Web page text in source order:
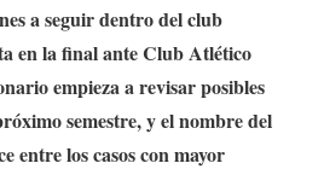
a seguir dentro del club
en la final ante Club Atlético
empieza a revisar posibles
semestre, y el nombre del
entre los casos con mayor